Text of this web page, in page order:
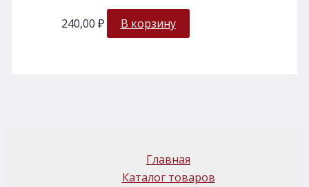
240,00 ₽ В корзину
Главная
Каталог товаров